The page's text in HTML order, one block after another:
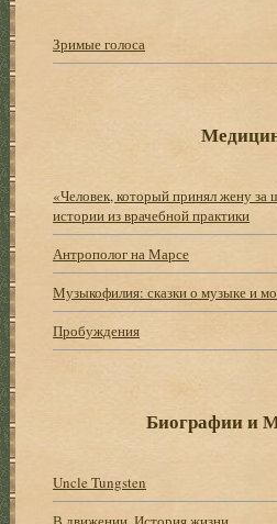
Зримые голоса
«Человек, который принял жену за
истории из врачебной практики
Антрополог на Марсе
Музыкофилия: сказки о музыке и
Пробуждения
Биографии и
Uncle Tungsten